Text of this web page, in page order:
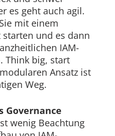
es geht auch agil.
mit einem
und es dann
IAM-
Think big, start
Ansatz ist
Weg.
Governance
wenig Beachtung